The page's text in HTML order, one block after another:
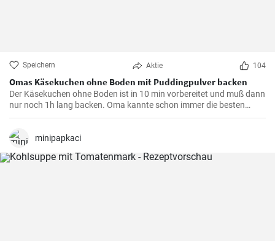
Speichern Aktie 104
Omas Käsekuchen ohne Boden mit Puddingpulver backen
Der Käsekuchen ohne Boden ist in 10 min vorbereitet und muß dann
nur noch 1h lang backen. Oma kannte schon immer die besten
Käsekuchen Rezepte für den Kaffeetisch und dieser wird mit Vanille
minipapkaci